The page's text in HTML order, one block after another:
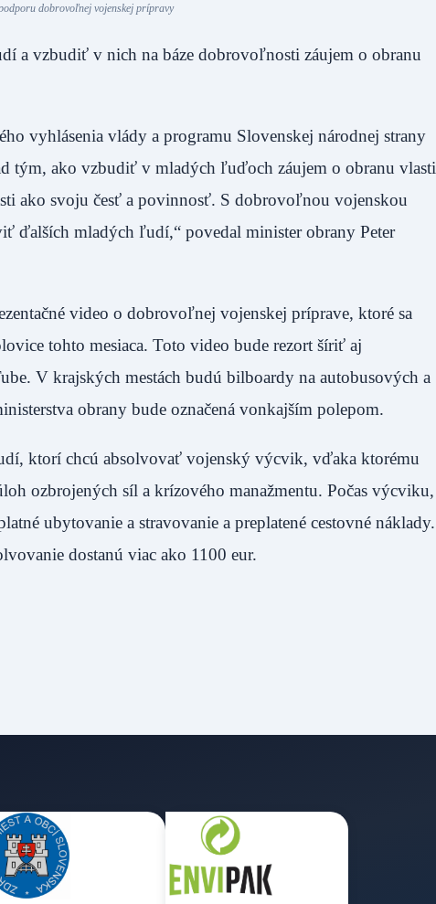
dobrovoľnej vojenskej prípravy
a vzbudiť v nich na báze dobrovoľnosti záujem o obranu
vyhlásenia vlády a programu Slovenskej národnej strany
tým, ako vzbudiť v mladých ľuďoch záujem o obranu vlasti
ako svoju česť a povinnosť. S dobrovoľnou vojenskou
ďalších mladých ľudí,“ povedal minister obrany Peter
video o dobrovoľnej vojenskej príprave, ktoré sa
tohto mesiaca. Toto video bude rezort šíriť aj
V krajských mestách budú bilboardy na autobusových a
obrany bude označená vonkajším polepom.
ktorí chcú absolvovať vojenský výcvik, vďaka ktorému
ozbrojených síl a krízového manažmentu. Počas výcviku,
ubytovanie a stravovanie a preplatené cestovné náklady.
dostanú viac ako 1100 eur.